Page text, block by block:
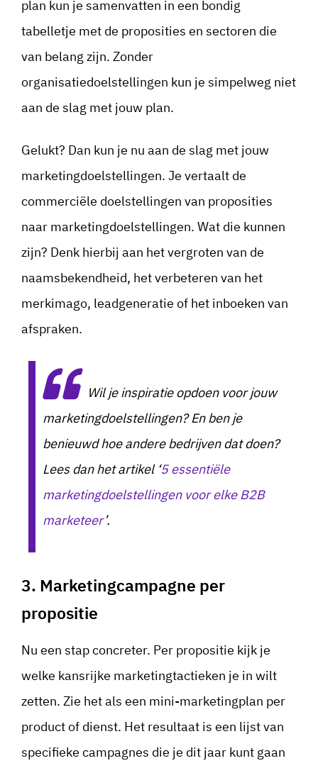
plan kun je samenvatten in een bondig
tabelletje met de proposities en sectoren die
van belang zijn. Zonder
organisatiedoelstellingen kun je simpelweg niet
aan de slag met jouw plan.
Gelukt? Dan kun je nu aan de slag met jouw
marketingdoelstellingen. Je vertaalt de
commerciële doelstellingen van proposities
naar marketingdoelstellingen. Wat die kunnen
zijn? Denk hierbij aan het vergroten van de
naamsbekendheid, het verbeteren van het
merkimago, leadgeneratie of het inboeken van
afspraken.
Wil je inspiratie opdoen voor jouw
marketingdoelstellingen? En ben je
benieuwd hoe andere bedrijven dat doen?
Lees dan het artikel ‘5 essentiële
marketingdoelstellingen voor elke B2B
marketeer’.
3. Marketingcampagne per
propositie
Nu een stap concreter. Per propositie kijk je
welke kansrijke marketingtactieken je in wilt
zetten. Zie het als een mini-marketingplan per
product of dienst. Het resultaat is een lijst van
specifieke campagnes die je dit jaar kunt gaan